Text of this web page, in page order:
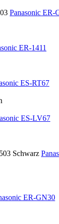
Panasonic ER-
ER-1411
ES-RT67
ES-LV67
ER-GN30